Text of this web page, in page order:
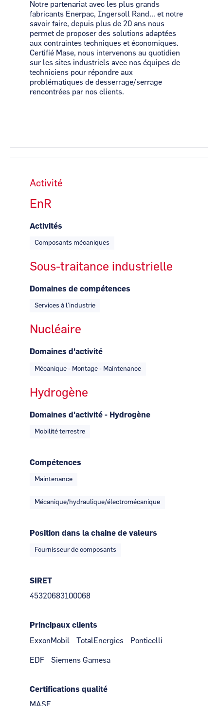
Notre partenariat avec les plus grands
fabricants Enerpac, Ingersoll Rand... et notre
savoir faire, depuis plus de 20 ans nous
permet de proposer des solutions adaptées
aux contraintes techniques et économiques.
Certifié Mase, nous intervenons au quotidien
sur les sites industriels avec nos équipes de
techniciens pour répondre aux
problématiques de desserrage/serrage
rencontrées par nos clients.
Activité
EnR
Activités
Composants mécaniques
Sous-traitance industrielle
Domaines de compétences
Services à l’industrie
Nucléaire
Domaines d'activité
Mécanique - Montage - Maintenance
Hydrogène
Domaines d'activité - Hydrogène
Mobilité terrestre
Compétences
Maintenance
Mécanique/hydraulique/électromécanique
Position dans la chaine de valeurs
Fournisseur de composants
SIRET
45320683100068
Principaux clients
ExxonMobil
TotalEnergies Ponticelli
EDF Siemens Gamesa
Certifications qualité
MASE